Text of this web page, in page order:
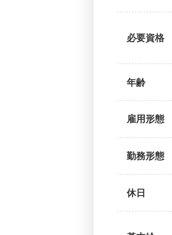
必要資格
年齢
雇用形態
勤務形態
休日